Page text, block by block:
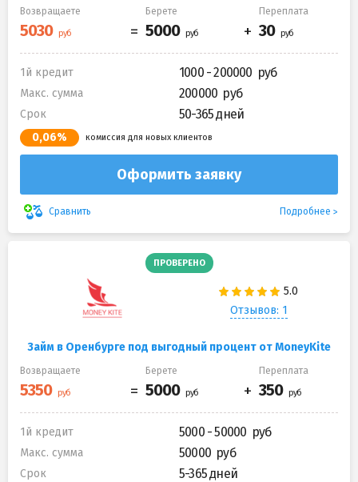
Возвращаете Берете Переплата
1й кредит 1000 - 200000
Макс. сумма 200000
Срок 50-365 дней
0,06% комиссия для новых клиентов
Оформить заявку
Сравнить Подробнее
ПРОВЕРЕНО
Отзывов: 1
Займ в Оренбурге под выгодный процент от MoneyKite
Возвращаете Берете Переплата
1й кредит 5000 - 50000
Макс. сумма 50000
Срок 5-365 дней